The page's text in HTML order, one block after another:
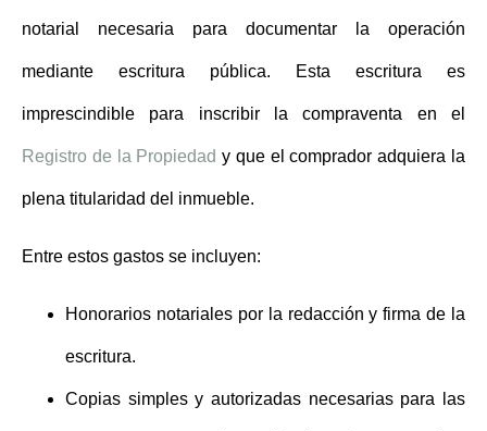
notarial necesaria para documentar la operación
mediante escritura pública. Esta escritura es
imprescindible para inscribir la compraventa en el
Registro de la Propiedad y que el comprador adquiera la
plena titularidad del inmueble.
Entre estos gastos se incluyen:
Honorarios notarialespor la redacción y firma de la
escritura.
Copias simples y autorizadas necesarias para las